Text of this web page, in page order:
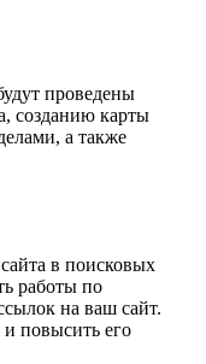
проведены
созданию карты
а также
в поисковых
работы по
на ваш сайт.
повысить его